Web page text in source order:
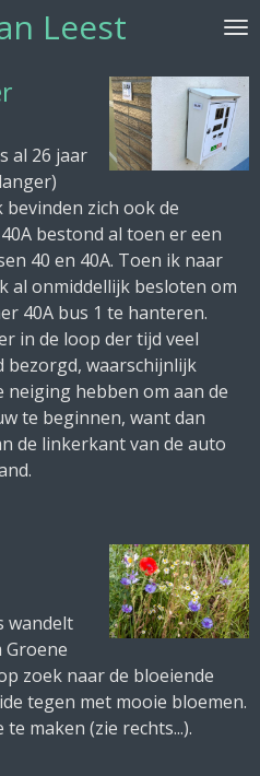
Leest
al 26 jaar
zich ook de
bestond al toen er een
40 en 40A. Toen ik naar
al onmiddellijk besloten om
40A bus 1 te hanteren.
in de loop der tijd veel
bezorgd, waarschijnlijk
hebben om aan de
te beginnen, want dan
de linkerkant van de auto
wandelt
zoek naar de bloeiende
tegen met mooie bloemen.
maken (zie rechts...).